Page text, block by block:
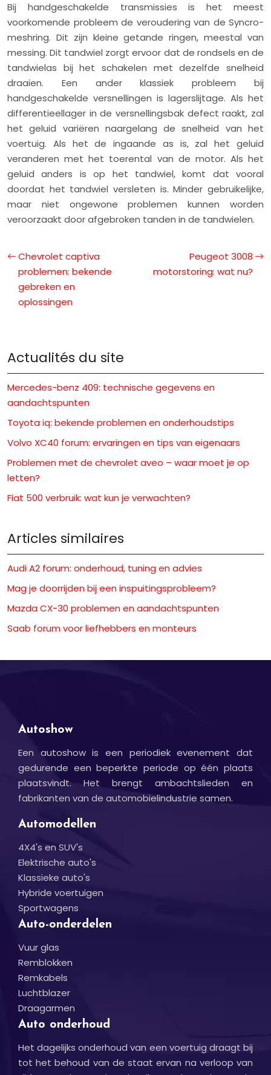
Bij handgeschakelde transmissies is het meest
voorkomende probleem de veroudering van de Syncro-
meshring. Dit zijn kleine getande ringen, meestal van
messing. Dit tandwiel zorgt ervoor dat de rondsels en de
tandwielas bij het schakelen met dezelfde snelheid
draaien. Een ander klassiek probleem bij
handgeschakelde versnellingen is lagerslijtage. Als het
differentieellager in de versnellingsbak defect raakt, zal
het geluid variëren naargelang de snelheid van het
voertuig. Als het de ingaande as is, zal het geluid
veranderen met het toerental van de motor. Als het
geluid anders is op het tandwiel, komt dat vooral
doordat het tandwiel versleten is. Minder gebruikelijke,
maar niet ongewone problemen kunnen worden
veroorzaakt door afgebroken tanden in de tandwielen.
Chevrolet captiva
problemen: bekende
gebreken en
oplossingen
Peugeot 3008
motorstoring: wat nu?
Actualités du site
Mercedes-benz 409: technische gegevens en
aandachtspunten
Toyota iq: bekende problemen en onderhoudstips
Volvo XC40 forum: ervaringen en tips van eigenaars
Problemen met de chevrolet aveo – waar moet je op
letten?
Fiat 500 verbruik: wat kun je verwachten?
Articles similaires
Audi A2 forum: onderhoud, tuning en advies
Mag je doorrijden bij een inspuitingsprobleem?
Mazda CX-30 problemen en aandachtspunten
Saab forum voor liefhebbers en monteurs
Autoshow
Een autoshow is een periodiek evenement dat
gedurende een beperkte periode op één plaats
plaatsvindt. Het brengt ambachtslieden en
fabrikanten van de automobielindustrie samen.
Automodellen
4X4's en SUV's
Elektrische auto's
Klassieke auto's
Hybride voertuigen
Sportwagens
Auto-onderdelen
Vuur glas
Remblokken
Remkabels
Luchtblazer
Draagarmen
Auto onderhoud
Het dagelijks onderhoud van een voertuig draagt bij
tot het behoud van de staat ervan na verloop van